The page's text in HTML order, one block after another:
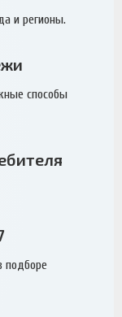
и регионы.
способы
подборе